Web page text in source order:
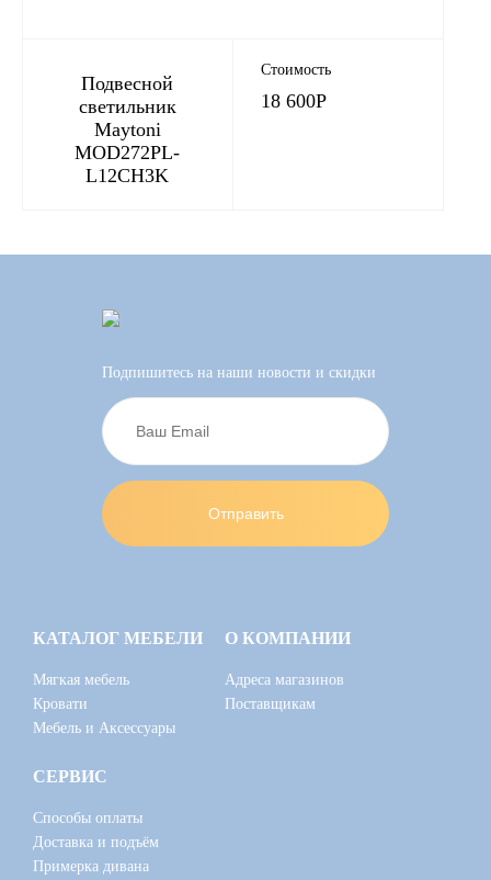
Подвесной
светильник
Maytoni
MOD272PL-
L12CH3K
Стоимость
18 600Р
Подпишитесь на наши новости и скидки
КАТАЛОГ МЕБЕЛИ
Мягкая мебель
Кровати
Мебель и Аксессуары
О КОМПАНИИ
Адреса магазинов
Поставщикам
СЕРВИС
Способы оплаты
Доставка и подъём
Примерка дивана